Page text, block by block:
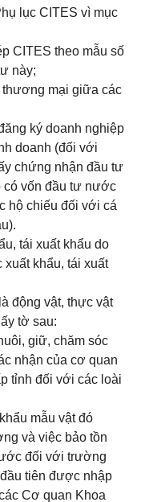
lục CITES vì mục
CITES theo mẫu số
này;
thương mại giữa các
ký doanh nghiệp
doanh (đối với
chứng nhận đầu tư
vốn đầu tư nước
hộ chiếu đối với cá
tái xuất khẩu do
khẩu, tái xuất
động vật, thực vật
tờ sau:
giữ, chăm sóc
nhận của cơ quan
tỉnh đối với các loài
mẫu vật đó
và việc bảo tồn
đối với trường
tiên được nhập
Cơ quan Khoa